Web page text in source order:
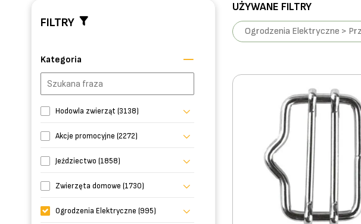
FILTRY
Kategoria
Hodowla zwierząt (3138)
Akcje promocyjne (2272)
Jeździectwo (1858)
Zwierzęta domowe (1730)
Ogrodzenia Elektryczne (995)
UŻYWANE FILTRY
Ogrodzenia Elektryczne >